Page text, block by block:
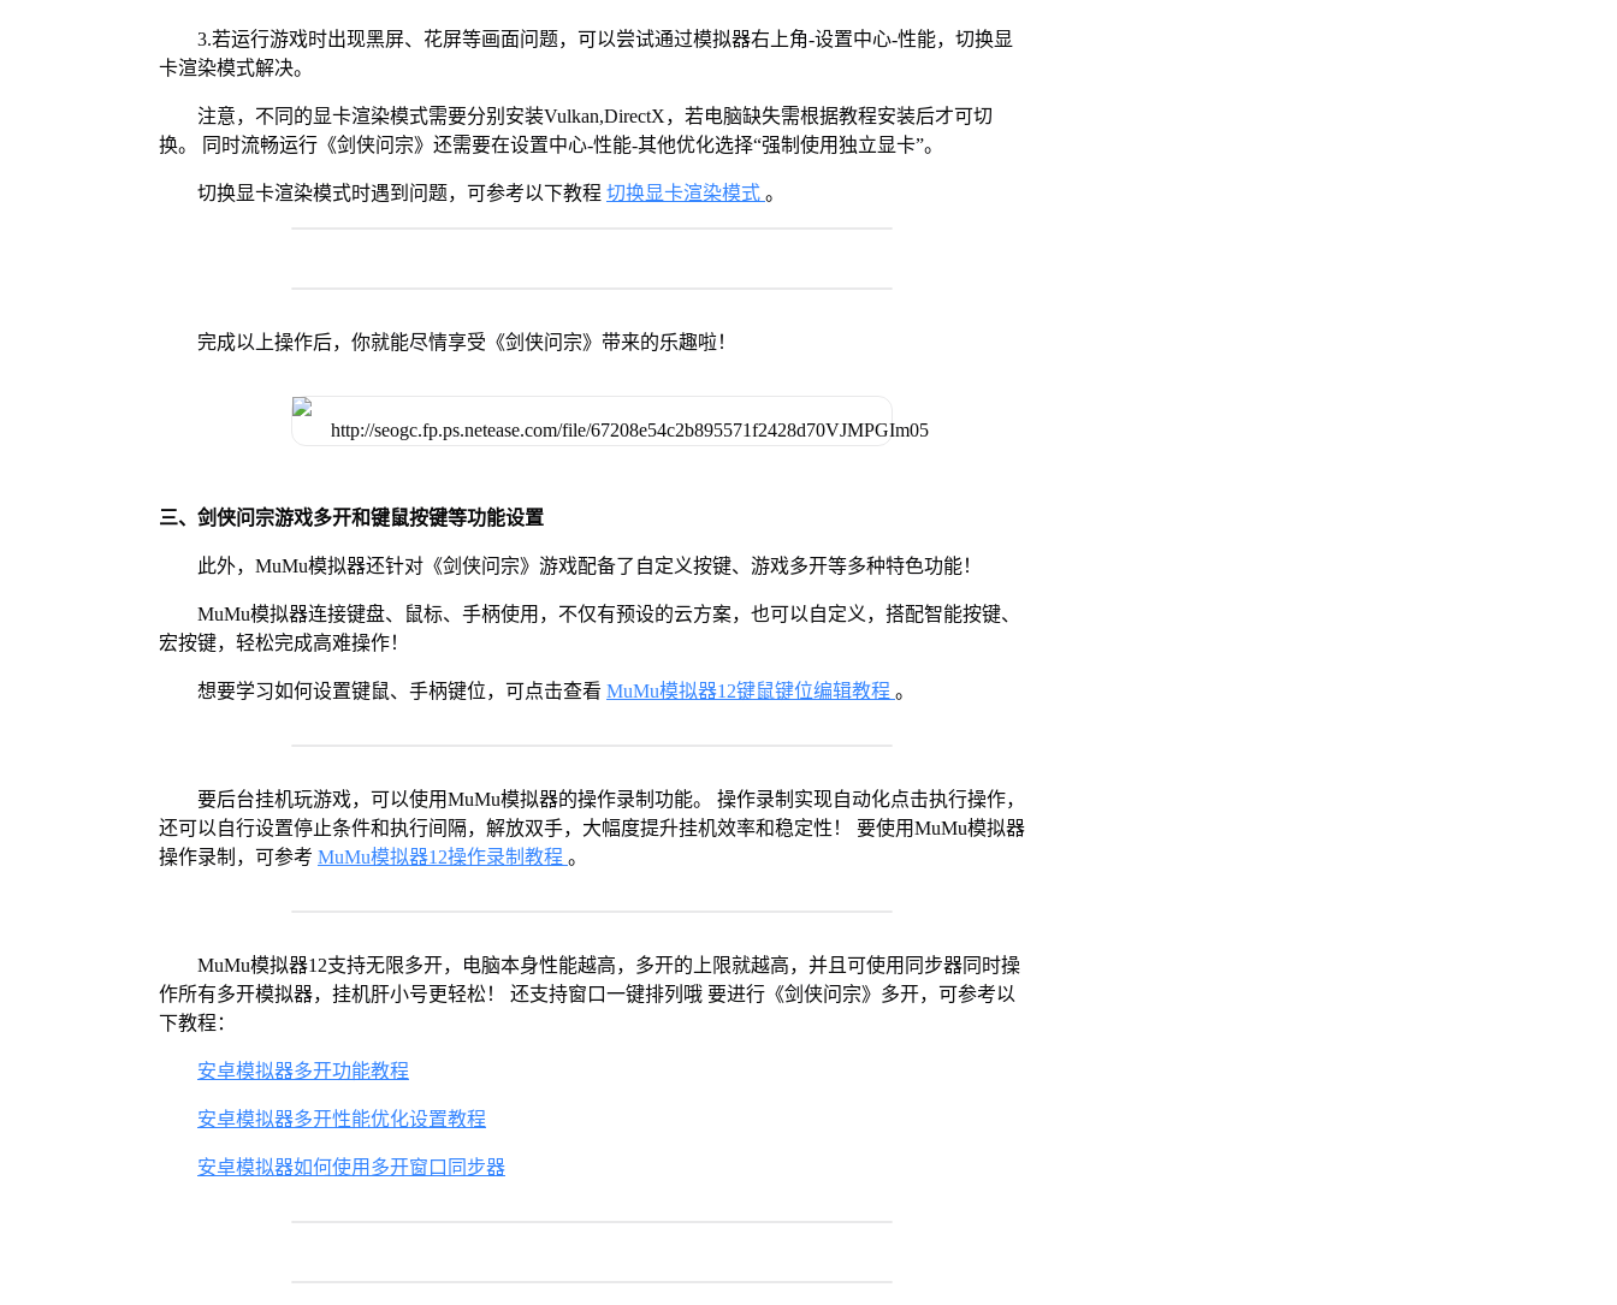
3.若运行游戏时出现黑屏、花屏等画面问题，可以尝试通过模拟器右上角-设置中心-性能，切换显
卡渲染模式解决。
注意，不同的显卡渲染模式需要分别安装Vulkan,DirectX，若电脑缺失需根据教程安装后才可切
换。 同时流畅运行《剑侠问宗》还需要在设置中心-性能-其他优化选择“强制使用独立显卡”。
切换显卡渲染模式时遇到问题，可参考以下教程 切换显卡渲染模式 。
完成以上操作后，你就能尽情享受《剑侠问宗》带来的乐趣啦！
三、剑侠问宗游戏多开和键鼠按键等功能设置
此外，MuMu模拟器还针对《剑侠问宗》游戏配备了自定义按键、游戏多开等多种特色功能！
MuMu模拟器连接键盘、鼠标、手柄使用，不仅有预设的云方案，也可以自定义，搭配智能按键、
宏按键，轻松完成高难操作！
想要学习如何设置键鼠、手柄键位，可点击查看 MuMu模拟器12键鼠键位编辑教程 。
要后台挂机玩游戏，可以使用MuMu模拟器的操作录制功能。 操作录制实现自动化点击执行操作，
还可以自行设置停止条件和执行间隔，解放双手，大幅度提升挂机效率和稳定性！ 要使用MuMu模拟器
操作录制，可参考 MuMu模拟器12操作录制教程 。
MuMu模拟器12支持无限多开，电脑本身性能越高，多开的上限就越高，并且可使用同步器同时操
作所有多开模拟器，挂机肝小号更轻松！ 还支持窗口一键排列哦 要进行《剑侠问宗》多开，可参考以
下教程：
安卓模拟器多开功能教程
安卓模拟器多开性能优化设置教程
安卓模拟器如何使用多开窗口同步器